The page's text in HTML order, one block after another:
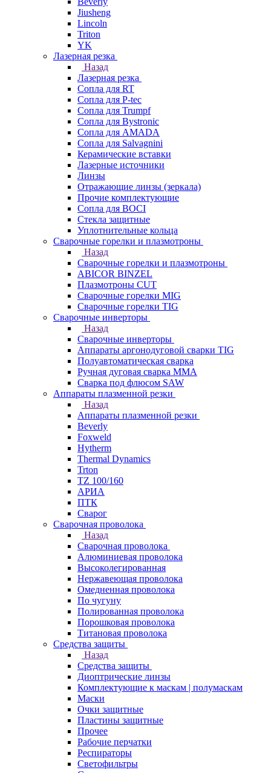
Jiusheng
Lincoln
Triton
YK
Лазерная резка
Назад
Лазерная резка
Сопла для RT
Сопла для P-tec
Сопла для Trumpf
Сопла для Bystronic
Сопла для AMADA
Сопла для Salvagnini
Керамические вставки
Лазерные источники
Линзы
Отражающие линзы (зеркала)
Прочие комплектующие
Сопла для BOCI
Стекла защитные
Уплотнительные кольца
Сварочные горелки и плазмотроны
Назад
Сварочные горелки и плазмотроны
ABICOR BINZEL
Плазмотроны CUT
Сварочные горелки MIG
Сварочные горелки TIG
Сварочные инверторы
Назад
Сварочные инверторы
Аппараты аргонодуговой сварки TIG
Полуавтоматическая сварка
Ручная дуговая сварка MMA
Сварка под флюсом SAW
Аппараты плазменной резки
Назад
Аппараты плазменной резки
Beverly
Foxweld
Hytherm
Thermal Dynamics
Trton
TZ 100/160
АРИА
ПТК
Сварог
Сварочная проволока
Назад
Сварочная проволока
Алюминиевая проволока
Высоколегированная
Нержавеющая проволока
Омедненная проволока
По чугуну
Полированная проволока
Порошковая проволока
Титановая проволока
Средства защиты
Назад
Средства защиты
Диоптрические линзы
Комплектующие к маскам | полумаскам
Маски
Очки защитные
Пластины защитные
Прочее
Рабочие перчатки
Респираторы
Светофильтры